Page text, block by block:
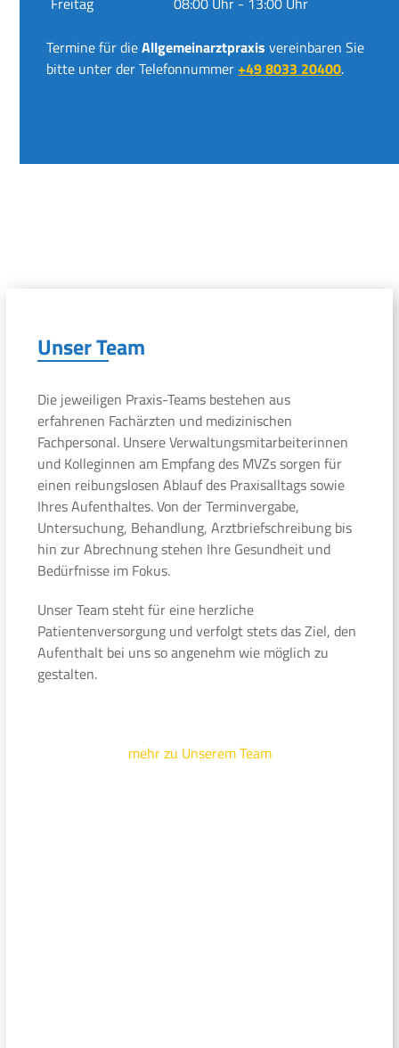
Termine für dieAllgemeinarztpraxis vereinbaren Sie
bitte unter der Telefonnummer+49 8033 20400.
Unser Team
Die jeweiligen Praxis-Teams bestehen aus
erfahrenen Fachärzten und medizinischen
Fachpersonal. Unsere Verwaltungsmitarbeiterinnen
und Kolleginnen am Empfang des MVZs sorgen für
einen reibungslosen Ablauf des Praxisalltags sowie
Ihres Aufenthaltes. Von der Terminvergabe,
Untersuchung, Behandlung, Arztbriefschreibung bis
hin zur Abrechnung stehen Ihre Gesundheit und
Bedürfnisse im Fokus.
Unser Team steht für eine herzliche
Patientenversorgung und verfolgt stets das Ziel, den
Aufenthalt bei uns so angenehm wie möglich zu
gestalten.
mehr zu Unserem Team